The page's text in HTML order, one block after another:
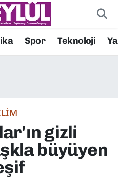
Spor Teknoloji
gizli
büyüyen
ve Fikstür